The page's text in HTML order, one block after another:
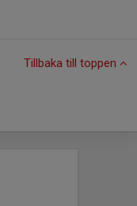
Tillbaka till toppen